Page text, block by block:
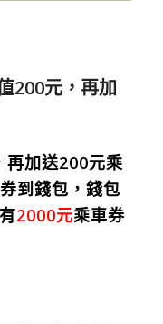
200元，再加
再加送200元乘
到錢包，錢包
2000元乘車券